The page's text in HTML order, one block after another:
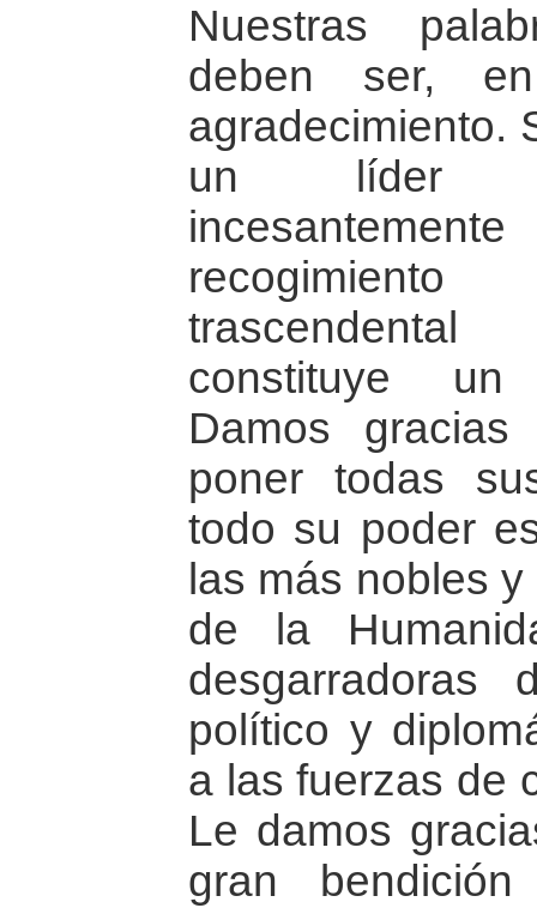
Nuestras
deben ser,
agradecimiento.
un líder
constituye un
Damos
poner todas
todo su poder
las más nobles
de la
desgarradoras
político y
a las fuerzas de
Le damos
gran